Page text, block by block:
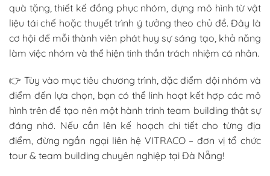
quà tặng, thiết kế đồng phục nhóm, dựng mô hình từ vật
liệu tái chế hoặc thuyết trình ý tưởng theo chủ đề. Đây là
cơ hội để mỗi thành viên phát huy sự sáng tạo, khả năng
làm việc nhóm và thể hiện tinh thần trách nhiệm cá nhân.
👉 Tùy vào mục tiêu chương trình, đặc điểm đội nhóm và
điểm đến lựa chọn, bạn có thể linh hoạt kết hợp các mô
hình trên để tạo nên một hành trình team building thật sự
đáng nhớ. Nếu cần lên kế hoạch chi tiết cho từng địa
điểm, đừng ngần ngại liên hệ VITRACO – đơn vị tổ chức
tour & team building chuyên nghiệp tại Đà Nẵng!